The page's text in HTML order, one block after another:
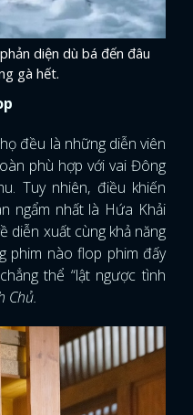
diện dù bá đến đâu
gà hết.
đều là những diễn viên
phù hợp với vai Đông
Tuy nhiên, điều khiến
ngẩm nhất là Hứa Khải
diễn xuất cùng khả năng
phim nào flop phim đấy
thể “lật ngược tình
Chủ.